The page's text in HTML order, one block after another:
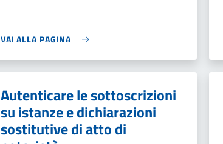
VAI ALLA PAGINA
Autenticare le sottoscrizioni
su istanze e dichiarazioni
sostitutive di atto di